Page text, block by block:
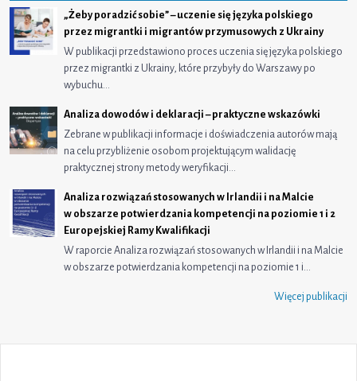
„Żeby poradzić sobie” – uczenie się języka polskiego
przez migrantki i migrantów przymusowych z Ukrainy
W publikacji przedstawiono proces uczenia się języka polskiego
przez migrantki z Ukrainy, które przybyły do Warszawy po
wybuchu…
Analiza dowodów i deklaracji – praktyczne wskazówki
Zebrane w publikacji informacje i doświadczenia autorów mają
na celu przybliżenie osobom projektującym walidację
praktycznej strony metody weryfikacji…
Analiza rozwiązań stosowanych w Irlandii i na Malcie
w obszarze potwierdzania kompetencji na poziomie 1 i 2
Europejskiej Ramy Kwalifikacji
W raporcie Analiza rozwiązań stosowanych w Irlandii i na Malcie
w obszarze potwierdzania kompetencji na poziomie 1 i…
Więcej publikacji